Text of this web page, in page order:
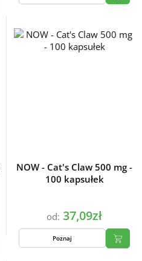
NOW - Cat's Claw 500 mg -
100 kapsułek
od: 37,09zł
Poznaj